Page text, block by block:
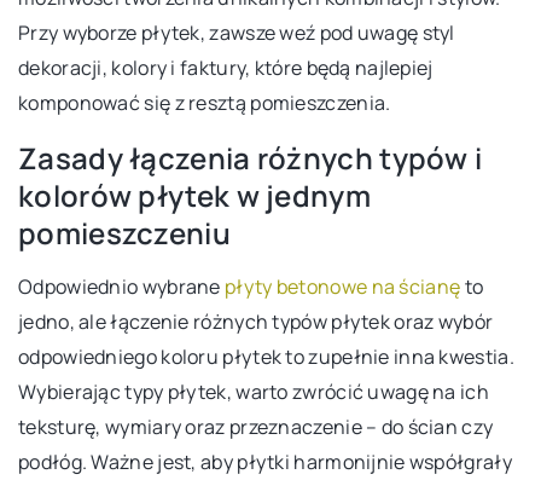
Przy wyborze płytek, zawsze weź pod uwagę styl
dekoracji, kolory i faktury, które będą najlepiej
komponować się z resztą pomieszczenia.
Zasady łączenia różnych typów i
kolorów płytek w jednym
pomieszczeniu
Odpowiednio wybrane płyty betonowe na ścianęto
jedno, ale łączenie różnych typów płytek oraz wybór
odpowiedniego koloru płytek to zupełnie inna kwestia.
Wybierając typy płytek, warto zwrócić uwagę na ich
teksturę, wymiary oraz przeznaczenie – do ścian czy
podłóg. Ważne jest, aby płytki harmonijnie współgrały